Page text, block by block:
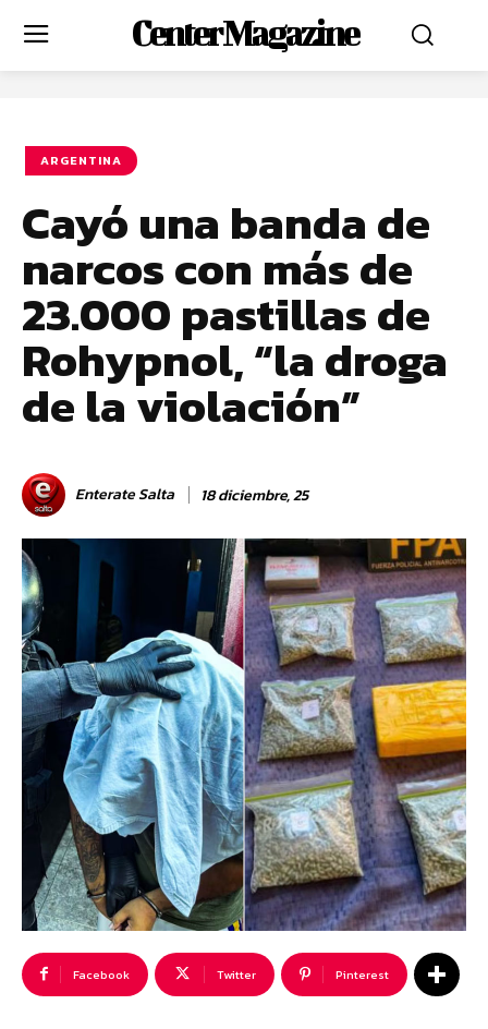
Center Magazine
ARGENTINA
Cayó una banda de
narcos con más de
23.000 pastillas de
Rohypnol, “la droga
de la violación”
Enterate Salta 18 diciembre, 25
Facebook Twitter Pinterest